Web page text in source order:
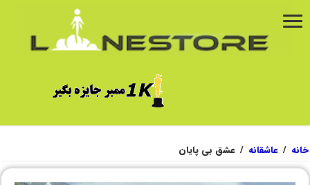
خانه / عاشقانه / عشق بی پایان